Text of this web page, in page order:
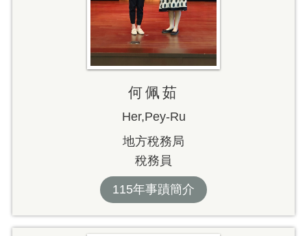
何佩茹
Her,Pey-Ru
地方稅務局
稅務員
115年事蹟簡介